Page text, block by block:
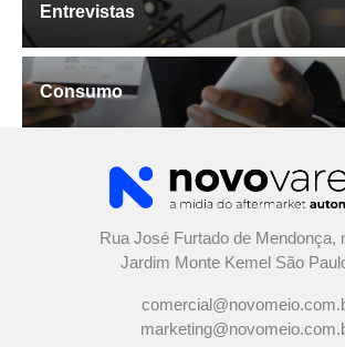
Entrevistas
Consumo
Rua José Furtado de Mendonça,
Jardim Monte Kemel São